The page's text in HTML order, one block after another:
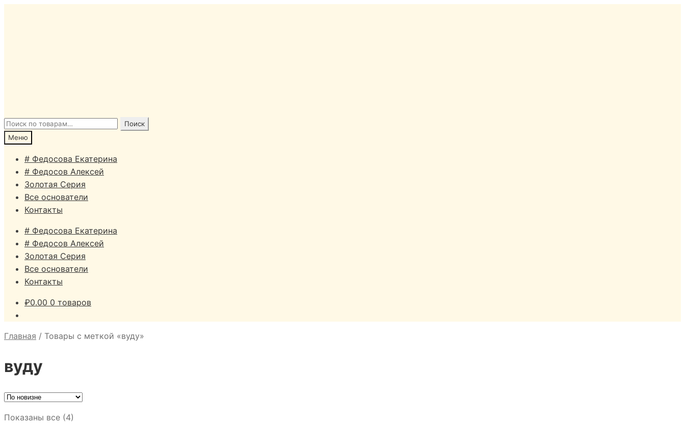
Искать:
Поиск
Меню
# Федосова Екатерина
# Федосов Алексей
Золотая Серия
Все основатели
Контакты
# Федосова Екатерина
# Федосов Алексей
Золотая Серия
Все основатели
Контакты
₽0.00 0 товаров
Главная / Товары с меткой «вуду»
вуду
Показаны все (4)